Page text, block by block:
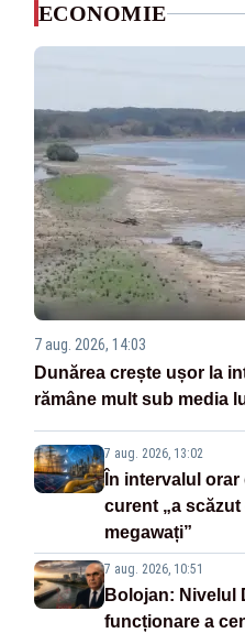
ECONOMIE
7 aug. 2026, 14:03
Dunărea crește ușor la
rămâne mult sub media
7 aug. 2026, 13:02
În intervalul orar
curent „a scăzut
megawați”
7 aug. 2026, 10:51
Bolojan: Nivelul
funcționare a